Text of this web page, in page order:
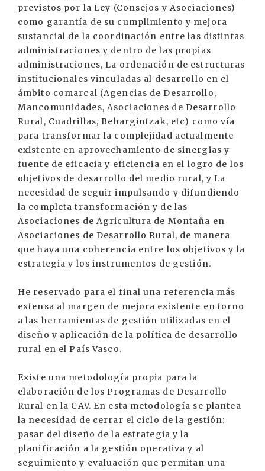
previstos por la Ley (Consejos y Asociaciones)
como garantía de su cumplimiento y mejora
sustancial de la coordinación entre las distintas
administraciones y dentro de las propias
administraciones, La ordenación de estructuras
institucionales vinculadas al desarrollo en el
ámbito comarcal (Agencias de Desarrollo,
Mancomunidades, Asociaciones de Desarrollo
Rural, Cuadrillas, Behargintzak, etc) como vía
para transformar la complejidad actualmente
existente en aprovechamiento de sinergias y
fuente de eficacia y eficiencia en el logro de los
objetivos de desarrollo del medio rural, y La
necesidad de seguir impulsando y difundiendo
la completa transformación y de las
Asociaciones de Agricultura de Montaña en
Asociaciones de Desarrollo Rural, de manera
que haya una coherencia entre los objetivos y la
estrategia y los instrumentos de gestión.
He reservado para el final una referencia más
extensa al margen de mejora existente en torno
a las herramientas de gestión utilizadas en el
diseño y aplicación de la política de desarrollo
rural en el País Vasco.
Existe una metodología propia para la
elaboración de los Programas de Desarrollo
Rural en la CAV. En esta metodología se plantea
la necesidad de cerrar el ciclo de la gestión:
pasar del diseño de la estrategia y la
planificación a la gestión operativa y al
seguimiento y evaluación que permitan una